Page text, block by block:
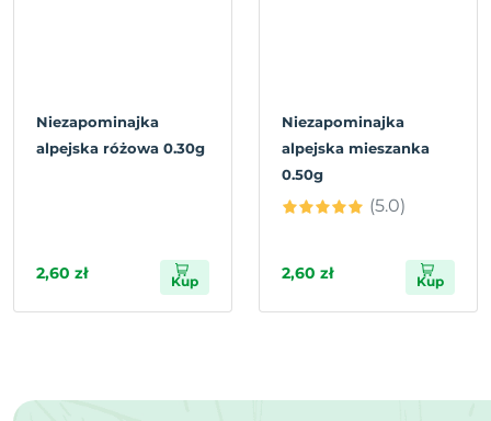
Niezapominajka
alpejska różowa 0.30g
2,60 zł Kup
Niezapominajka
alpejska mieszanka
0.50g
(5.0)
2,60 zł Kup